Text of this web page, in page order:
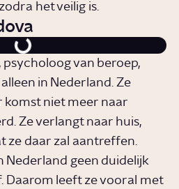
het veilig is.
van beroep,
in Nederland. Ze
komst niet meer naar
Ze verlangt naar huis,
ze daar zal aantreffen.
Nederland geen duidelijk
leeft ze vooral met